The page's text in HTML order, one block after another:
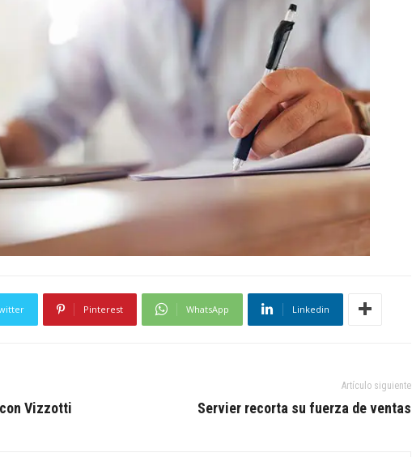
Pinterest WhatsApp Linkedin
Vizzotti
Artículo siguiente
Servier recorta su fuerza de ventas